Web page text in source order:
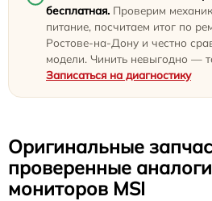
бесплатная. Проверим
питание, посчитаем итог по
Ростове-на-Дону и честно
модели. Чинить невыгодно —
Записаться на диагностику
Оригинальные
проверенные
мониторов MSI